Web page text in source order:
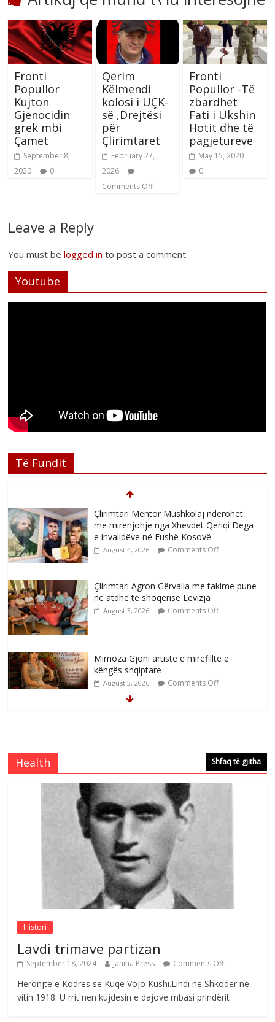
Fronti
Popullor
Kujton
Gjenocidin
grek mbi
Çamet
September 8,
2020
0
Qerim
Këlmendi
kolosi i UÇK-
së ,Drejtësi
për
Çlirimtaret
February 27,
2026
Comments Off
Fronti
Popullor -Të
zbardhet
Fati i Ukshin
Hotit dhe të
pagjeturëve
May 15, 2020
0
Leave a Reply
You must belogged in to post a comment.
Youtube
Të Fundit
Çlirimtari Mentor Mushkolaj nderohet
me mirenjohje nga Xhevdet Qeriqi Dega
e invalidëve në Fushë Kosovë
August 4, 2026 Comments Off
Çlirimtari Agron Gërvalla me takime pune
në atdhe të shoqerisë Levizja
August 3, 2026 Comments Off
Mimoza Gjoni artiste e mirëfilltë e
këngës shqiptare
August 3, 2026 Comments Off
Comments Off
Nga Elmije Ajazi e nderuar
August 5, 2026 Comments Off
Brahim Çekaj njē veprimtar i respektuar i
çeshtjës kombëtare
August 5, 2026 Comments Off
Health Shfaq të gjitha
Histori
Lavdi trimave partizan
September 18, 2024 Janina Press Comments Off
Heronjtë e Kodrës së Kuqe Vojo Kushi.Lindi në Shkodër në
vitin 1918. U rrit nën kujdesin e dajove mbasi prindërit